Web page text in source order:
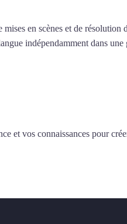
en scènes et de résolution
indépendamment dans une
et vos connaissances pour